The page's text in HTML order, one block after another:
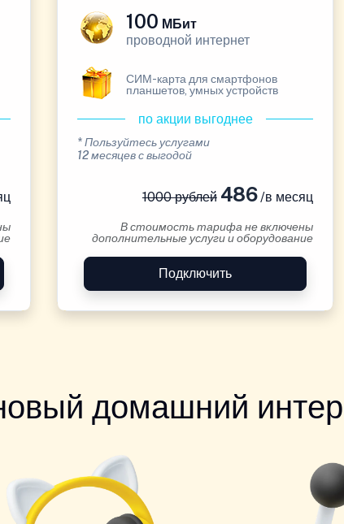
100 МБит
проводной интернет
СИМ-карта для смартфонов
планшетов, умных устройств
по акции выгоднее
* Пользуйтесь услугами
12 месяцев с выгодой
1000 рублей486/в месяц
В стоимость тарифа не включены
дополнительные услуги и оборудование
Подключить
домашний